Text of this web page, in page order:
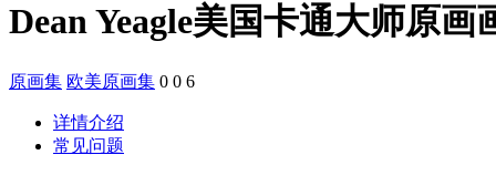
Dean Yeagle美国卡通大师原画
原画集 欧美原画集 0 0 6
详情介绍
常见问题